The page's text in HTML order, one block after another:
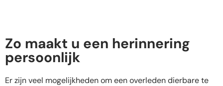
Zo maakt u een herinnering
persoonlijk
Er zijn veel mogelijkheden om een overleden dierbare te